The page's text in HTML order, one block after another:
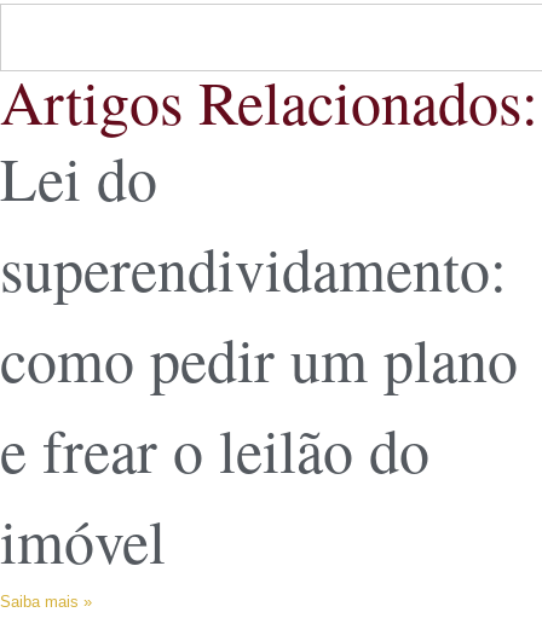
Artigos Relacionados:
Lei do
superendividamento:
como pedir um plano
e frear o leilão do
imóvel
Saiba mais »